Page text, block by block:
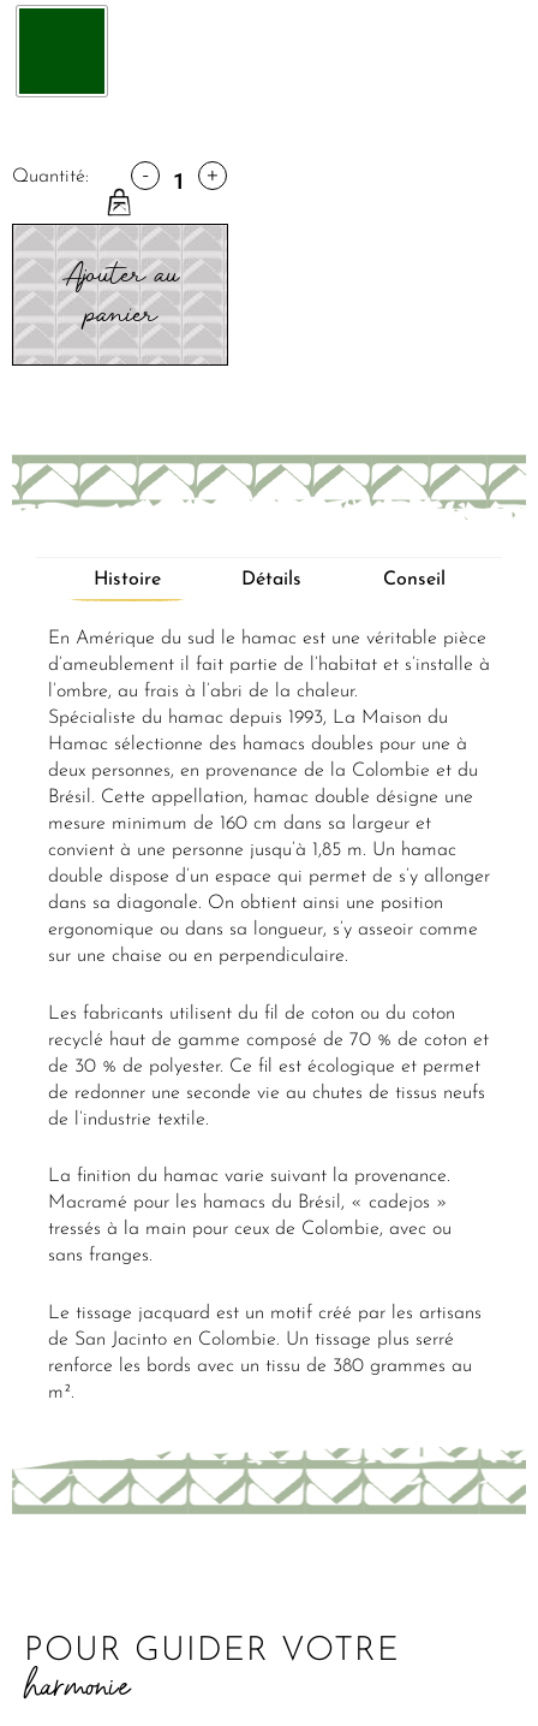
Quantité: - +
Ajouter au
panier
Histoire Détails Conseil
En Amérique du sud le hamac est une véritable pièce
d’ameublement il fait partie de l’habitat et s’installe à
l’ombre, au frais à l’abri de la chaleur.
Spécialiste du hamac depuis 1993, La Maison du
Hamac sélectionne des hamacs doubles pour une à
deux personnes, en provenance de la Colombie et du
Brésil. Cette appellation, hamac double désigne une
mesure minimum de 160 cm dans sa largeur et
convient à une personne jusqu’à 1,85 m. Un hamac
double dispose d’un espace qui permet de s’y allonger
dans sa diagonale. On obtient ainsi une position
ergonomique ou dans sa longueur, s’y asseoir comme
sur une chaise ou en perpendiculaire.
Les fabricants utilisent du fil de coton ou du coton
recyclé haut de gamme composé de 70 % de coton et
de 30 % de polyester. Ce fil est écologique et permet
de redonner une seconde vie au chutes de tissus neufs
de l’industrie textile.
La finition du hamac varie suivant la provenance.
Macramé pour les hamacs du Brésil, « cadejos »
tressés à la main pour ceux de Colombie, avec ou
sans franges.
Le tissage jacquard est un motif créé par les artisans
de San Jacinto en Colombie. Un tissage plus serré
renforce les bords avec un tissu de 380 grammes au
m².
POUR GUIDER VOTRE
harmonie